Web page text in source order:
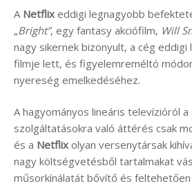
A Netflix eddigi legnagyobb
„Bright”, egy fantasy akciófilm, Will
nagy sikernek bizonyult, a cég
filmje lett, és figyelemreméltó
nyereség emelkedéséhez.
A hagyományos lineáris televízióról
szolgáltatásokra való áttérés csak
és a Netflixolyan versenytársak
nagy költségvetésből tartalmakat
műsorkínálatát bővítő és